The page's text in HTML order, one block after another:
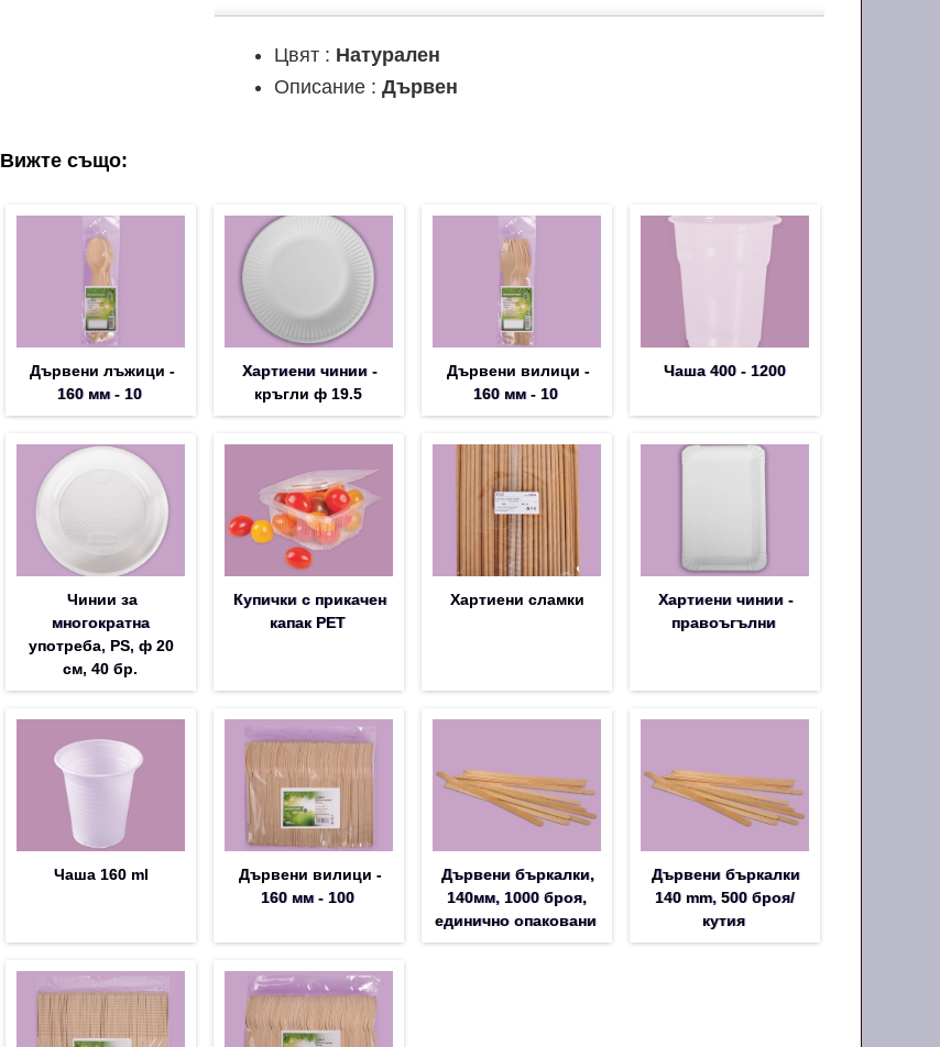
Цвят : Натурален
Описание :Дървен
Вижте също:
Дървени лъжици -
160 мм - 10
Хартиени чинии -
кръгли ф 19.5
Дървени вилици -
160 мм - 10
Чаша 400 - 1200
Чинии за
многократна
употреба, PS, ф 20
см, 40 бр.
Купички с прикачен
капак PET
Хартиени сламки
Хартиени чинии -
правоъгълни
Чаша 160 ml
Дървени вилици -
160 мм - 100
Дървени бъркалки,
140мм, 1000 броя,
единично опаковани
Дървени бъркалки
140 mm, 500 броя/
кутия